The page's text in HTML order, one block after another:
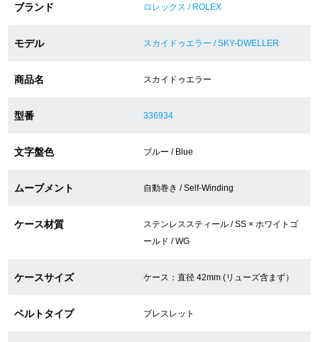
店舗受け取りサービス
店舗取り寄せサービス
75%以上保証！中古商品高価買戻し
ブランド ロレックス / ROLEX
モデル スカイドゥエラー / SKY-DWELLER
商品名 スカイドゥエラー
型番 336934
文字盤色 ブルー / Blue
ムーブメント 自動巻き / Self-Winding
ケース材質
ステンレススティール / SS × ホワイトゴ
ールド / WG
ケースサイズ ケース：直径 42mm (リューズ含まず）
ベルトタイプ ブレスレット